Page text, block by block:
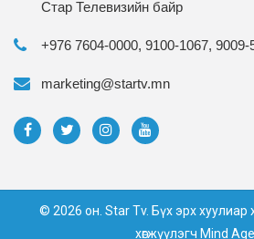
Стар Телевизийн байр
+976 7604-0000, 9100-1067, 9009-
marketing@startv.mn
© 2026 он. Star Tv. Бүх эрх хуулиар
хөгжүүлэгч Mind